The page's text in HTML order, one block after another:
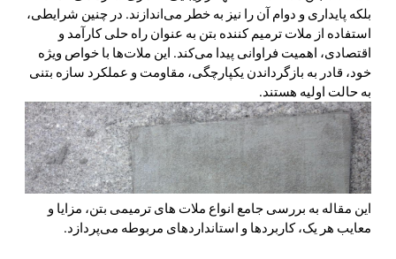
بلکه پایداری و دوام آن را نیز به خطر می‌اندازند. در چنین شرایطی،
استفاده از ملات ترمیم کننده بتن به عنوان راه حلی کارآمد و
اقتصادی، اهمیت فراوانی پیدا می‌کند. این ملات‌ها با خواص ویژه
خود، قادر به بازگرداندن یکپارچگی، مقاومت و عملکرد سازه بتنی
به حالت اولیه هستند.
این مقاله به بررسی جامع انواع ملات های ترمیمی بتن، مزایا و
معایب هر یک، کاربردها و استانداردهای مربوطه می‌پردازد.